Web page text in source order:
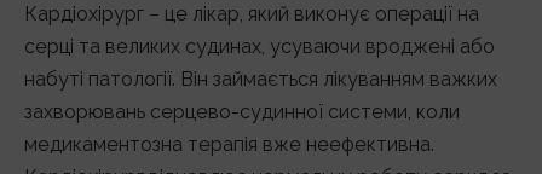
Кардіохірург – це лікар, який виконує операції на
серці та великих судинах, усуваючи вроджені або
набуті патології. Він займається лікуванням важких
захворювань серцево-судинної системи, коли
медикаментозна терапія вже неефективна.